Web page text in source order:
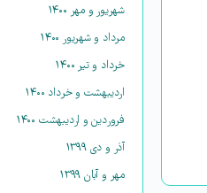
شهریور و مهر ۱۴۰۰
مرداد و شهریور ۱۴۰۰
خرداد و تیر ۱۴۰۰
اردیبهشت و خرداد ۱۴۰۰
فروردین و اردیبهشت ۱۴۰۰
آذر و دی ۱۳۹۹
مهر و آبان ۱۳۹۹